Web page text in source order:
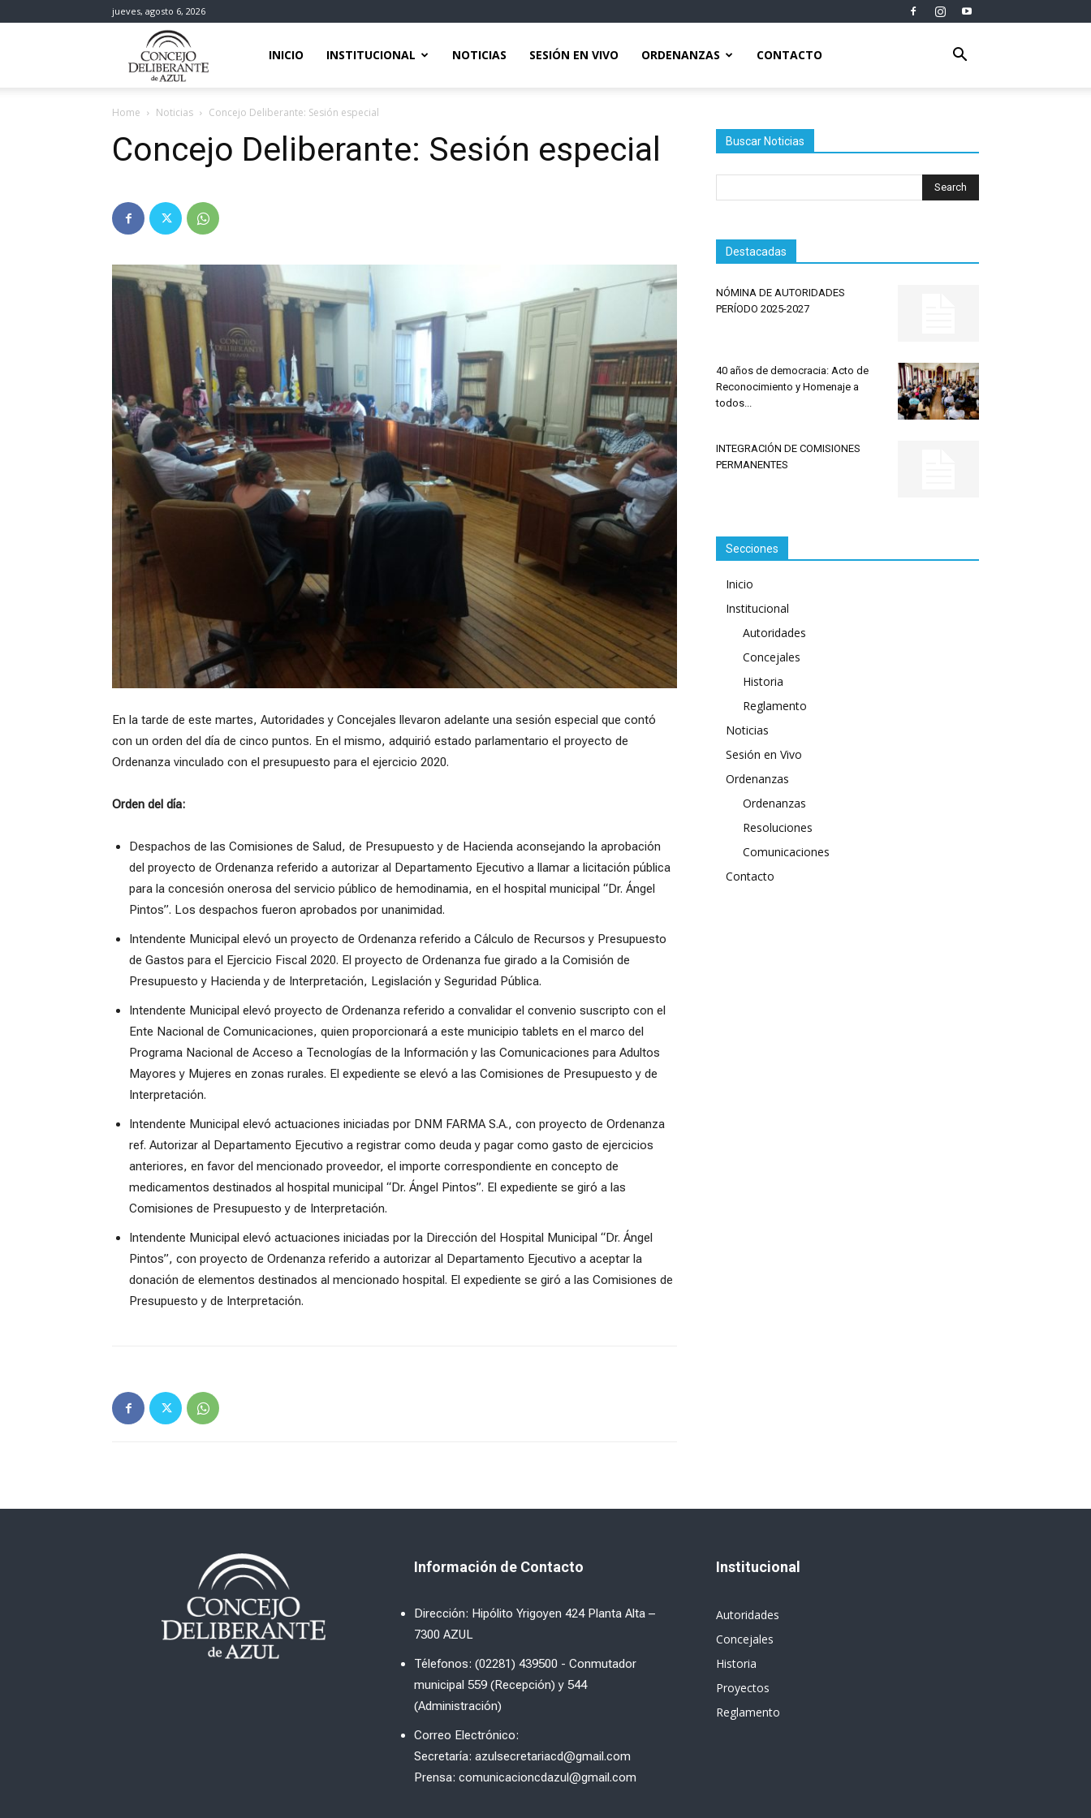
jueves, agosto 6, 2026
deliberante
INICIO INSTITUCIONAL NOTICIAS SESIÓN EN VIVO ORDENANZAS CONTACTO
Home Noticias Concejo Deliberante: Sesión especial
Concejo Deliberante: Sesión especial
En la tarde de este martes, Autoridades y Concejales llevaron adelante una sesión especial que contó
con un orden del día de cinco puntos. En el mismo, adquirió estado parlamentario el proyecto de
Ordenanza vinculado con el presupuesto para el ejercicio 2020.
Orden del día:
Despachos de las Comisiones de Salud, de Presupuesto y de Hacienda aconsejando la aprobación
del proyecto de Ordenanza referido a autorizar al Departamento Ejecutivo a llamar a licitación pública
para la concesión onerosa del servicio público de hemodinamia, en el hospital municipal “Dr. Ángel
Pintos”. Los despachos fueron aprobados por unanimidad.
Intendente Municipal elevó un proyecto de Ordenanza referido a Cálculo de Recursos y Presupuesto
de Gastos para el Ejercicio Fiscal 2020. El proyecto de Ordenanza fue girado a la Comisión de
Presupuesto y Hacienda y de Interpretación, Legislación y Seguridad Pública.
Intendente Municipal elevó proyecto de Ordenanza referido a convalidar el convenio suscripto con el
Ente Nacional de Comunicaciones, quien proporcionará a este municipio tablets en el marco del
Programa Nacional de Acceso a Tecnologías de la Información y las Comunicaciones para Adultos
Mayores y Mujeres en zonas rurales. El expediente se elevó a las Comisiones de Presupuesto y de
Interpretación.
Intendente Municipal elevó actuaciones iniciadas por DNM FARMA S.A., con proyecto de Ordenanza
ref. Autorizar al Departamento Ejecutivo a registrar como deuda y pagar como gasto de ejercicios
anteriores, en favor del mencionado proveedor, el importe correspondiente en concepto de
medicamentos destinados al hospital municipal “Dr. Ángel Pintos”. El expediente se giró a las
Comisiones de Presupuesto y de Interpretación.
Intendente Municipal elevó actuaciones iniciadas por la Dirección del Hospital Municipal “Dr. Ángel
Pintos”, con proyecto de Ordenanza referido a autorizar al Departamento Ejecutivo a aceptar la
donación de elementos destinados al mencionado hospital. El expediente se giró a las Comisiones de
Presupuesto y de Interpretación.
Buscar Noticias
Destacadas
NÓMINA DE AUTORIDADES
PERÍODO 2025-2027
40 años de democracia: Acto de
Reconocimiento y Homenaje a
todos...
INTEGRACIÓN DE COMISIONES
PERMANENTES
Secciones
Inicio
Institucional
Autoridades
Concejales
Historia
Reglamento
Noticias
Sesión en Vivo
Ordenanzas
Ordenanzas
Resoluciones
Comunicaciones
Contacto
Información de Contacto
Dirección: Hipólito Yrigoyen 424 Planta Alta –
7300 AZUL
Télefonos: (02281) 439500 - Conmutador
municipal 559 (Recepción) y 544
(Administración)
Correo Electrónico:
Secretaría: azulsecretariacd@gmail.com
Prensa: comunicacioncdazul@gmail.com
Institucional
Autoridades
Concejales
Historia
Proyectos
Reglamento